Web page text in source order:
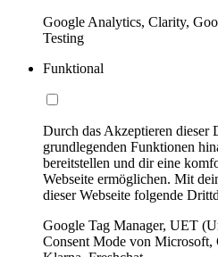
Google Analytics, Clarity,
Testing
Funktional
Durch das Akzeptieren dieser
grundlegenden Funktionen
bereitstellen und dir eine
Webseite ermöglichen. Mit
dieser Webseite folgende
Google Tag Manager, UET
Consent Mode von Microsoft,